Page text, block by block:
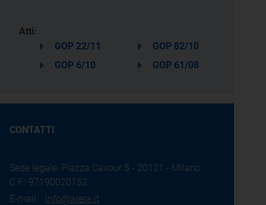
Atti:
GOP 22/11
GOP 82/10
GOP 6/10
GOP 61/08
CONTATTI
Sede legale: Piazza Cavour 5 - 20121 - Milano
C.F.: 97190020152
E-mail: info@arera.it